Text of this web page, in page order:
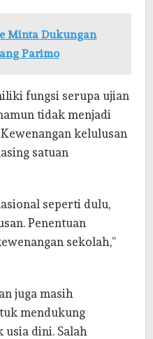
Minta Dukungan
Parimo
fungsi serupa ujian
tidak menjadi
kelulusan
satuan
seperti dulu,
Penentuan
sekolah,”
juga masih
mendukung
dini. Salah